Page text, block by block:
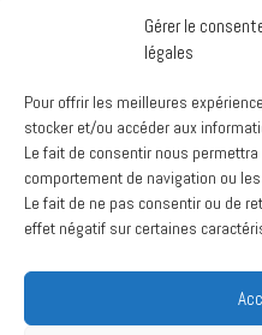
Gérer le
légales
Pour offrir les meilleures
stocker et/ou accéder aux
Le fait de consentir nous
comportement de navigation ou
Le fait de ne pas consentir ou de
effet négatif sur certaines
Google
Archives